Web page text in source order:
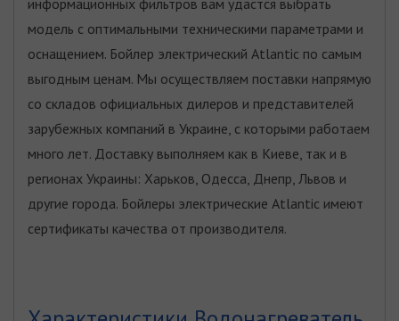
модель с оптимальными техническими параметрами и
оснащением. Бойлер электрический Atlantic по самым
выгодным ценам. Мы осуществляем поставки напрямую
со складов официальных дилеров и представителей
зарубежных компаний в Украине, с которыми работаем
много лет. Доставку выполняем как в Киеве, так и в
регионах Украины: Харьков, Одесса, Днепр, Львов и
другие города. Бойлеры электрические Atlantic имеют
сертификаты качества от производителя.